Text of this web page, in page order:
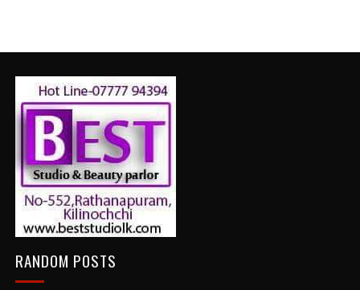
RANDOM POSTS